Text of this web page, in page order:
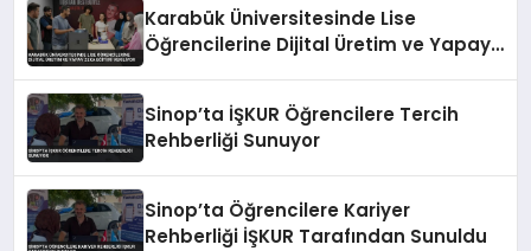
Karabük Üniversitesinde Lise
Öğrencilerine Dijital Üretim ve Yapay
Sinop’ta İŞKUR Öğrencilere Tercih
Rehberliği Sunuyor
Sinop’ta Öğrencilere Kariyer
Rehberliği İŞKUR Tarafından Sunuldu